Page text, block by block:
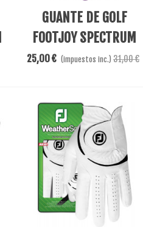
Ver Más
GUANTE DE GOLF
FOOTJOY SPECTRUM
LADY
25,00 € (impuestos inc.) 31,00 €